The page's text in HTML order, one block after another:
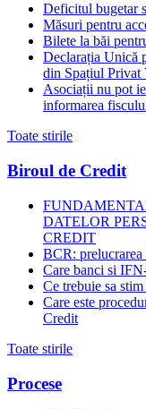
Deficitul bugetar
Măsuri pentru
Bilete la băi
Declarația Unică
din Spațiul
Asociații nu pot
informarea
Toate stirile
Biroul de Credit
DATELOR
CREDIT
BCR:
Care banci si
Ce trebuie sa
Care este
Credit
Toate stirile
Procese